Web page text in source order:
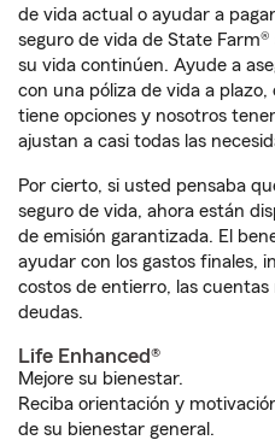
de vida actual o ayudar a
seguro de vida de State
su vida continúen. Ayude a
con una póliza de vida a
tiene opciones y nosotros
ajustan a casi todas las
Por cierto, si usted pensaba
seguro de vida, ahora están
de emisión garantizada. El
ayudar con los gastos finales,
costos de entierro, las
deudas.
Life Enhanced®
Mejore su bienestar.
Reciba orientación y
de su bienestar general.